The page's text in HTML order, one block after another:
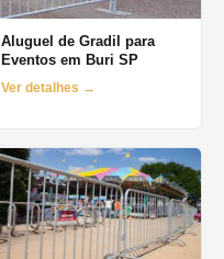
Aluguel de Gradil para
Eventos em Buri SP
Ver detalhes →